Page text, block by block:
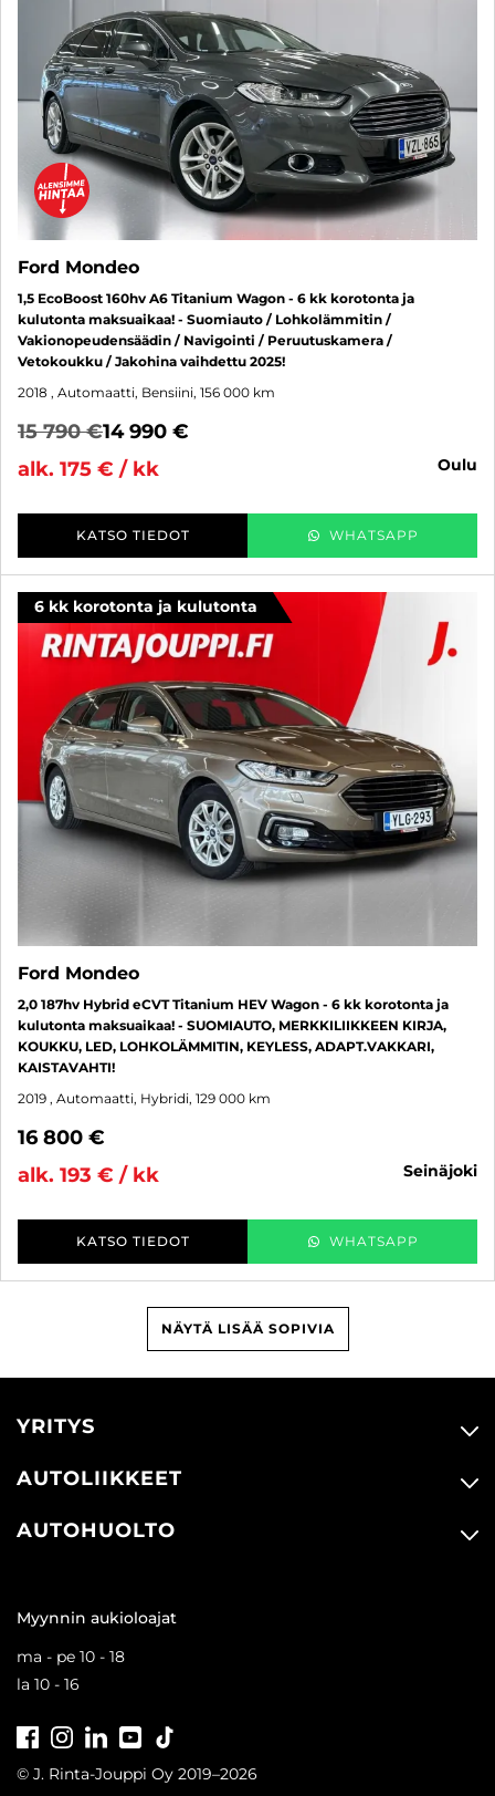
Ford Mondeo
1,5 EcoBoost 160hv A6 Titanium Wagon - 6 kk korotonta ja
kulutonta maksuaikaa! - Suomiauto / Lohkolämmitin /
Vakionopeudensäädin / Navigointi / Peruutuskamera /
Vetokoukku / Jakohina vaihdettu 2025!
2018 , Automaatti, Bensiini, 156 000 km
15 790 €14 990 €
alk. 175 € / kk
oulu
KATSO TIEDOT WHATSAPP
6 kk korotonta ja kulutonta
Ford Mondeo
2,0 187hv Hybrid eCVT Titanium HEV Wagon - 6 kk korotonta ja
kulutonta maksuaikaa! - SUOMIAUTO, MERKKILIIKKEEN KIRJA,
KOUKKU, LED, LOHKOLÄMMITIN, KEYLESS, ADAPT.VAKKARI,
KAISTAVAHTI!
2019 , Automaatti, Hybridi, 129 000 km
16 800 €
alk. 193 € / kk
seinäjoki
KATSO TIEDOT WHATSAPP
NÄYTÄ LISÄÄ SOPIVIA
YRITYS
AUTOLIIKKEET
AUTOHUOLTO
Myynnin aukioloajat
ma - pe 10 - 18
la 10 - 16
FacebookInstagramLinkedInYoutube
© J. Rinta-Jouppi Oy 2019–2026